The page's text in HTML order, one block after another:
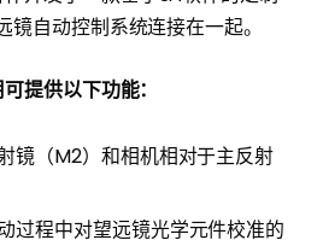
自动控制系统连接在一起。
提供以下功能：
镜（M2）和相机相对于主反射
过程中对望远镜光学元件校准的